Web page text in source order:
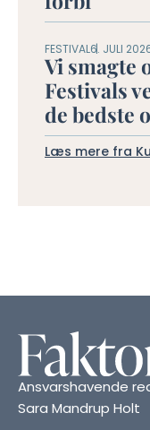
FESTIVAL6. JULI
Vi smagte
Festivals
de bedste
Læs mere fra
Ansvarshavende
Sara Mandrup Holt